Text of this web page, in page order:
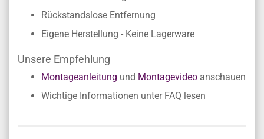
Rückstandslose Entfernung
Eigene Herstellung - Keine Lagerware
Unsere Empfehlung
Montageanleitung und Montagevideo anschauen
Wichtige Informationen unter FAQ lesen